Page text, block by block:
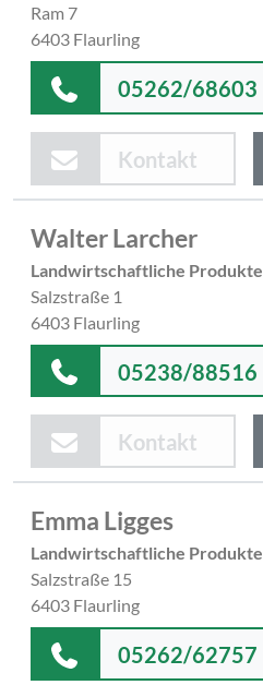
Ram 7
6403 Flaurling
05262/68603
Kontakt
Walter Larcher
Landwirtschaftliche Produkte
Salzstraße 1
6403 Flaurling
05238/88516
Kontakt
Emma Ligges
Landwirtschaftliche Produkte
Salzstraße 15
6403 Flaurling
05262/62757